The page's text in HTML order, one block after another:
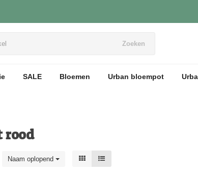
Zoeken
SALE Bloemen Urban bloempot
rood
Naam oplopend